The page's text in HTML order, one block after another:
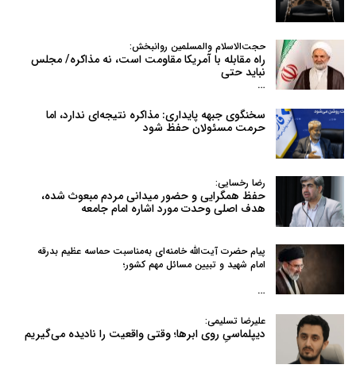
حجت‌الاسلام والمسلمین روانبخش:
راه مقابله با آمریکا مقاومت است، نه مذاکره/ مجلس
نباید حتی
…
سخنگوی جبهه پایداری: مذاکره نتیجه‌ای ندارد، اما
حرمت مسئولان حفظ شود
رضا رخسایی:
حفظ همگرایی و حضور میدانی مردم مبعوث شده،
هدف اصلی وحدت مورد اشاره امام جامعه
پیام حضرت آیت‌الله خامنه‌ای به‌مناسبت حماسه عظیم بدرقه
امام شهید و تبیین مسائل مهم کشور؛
…
علیرضا تسلیمی:
دیپلماسیِ روی ابرها؛ وقتی واقعیت را نادیده می‌گیریم